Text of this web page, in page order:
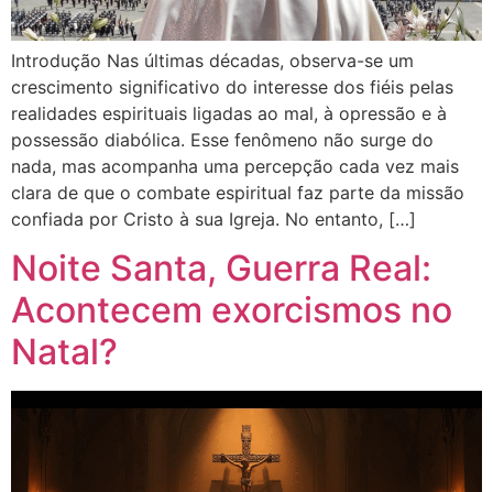
Introdução Nas últimas décadas, observa-se um
crescimento significativo do interesse dos fiéis pelas
realidades espirituais ligadas ao mal, à opressão e à
possessão diabólica. Esse fenômeno não surge do
nada, mas acompanha uma percepção cada vez mais
clara de que o combate espiritual faz parte da missão
confiada por Cristo à sua Igreja. No entanto, […]
Noite Santa, Guerra Real:
Acontecem exorcismos no
Natal?